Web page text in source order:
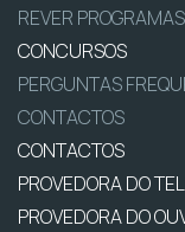
REVER PROGRAMAS
CONCURSOS
PERGUNTAS
CONTACTOS
CONTACTOS
PROVEDORA DO
PROVEDORA DO